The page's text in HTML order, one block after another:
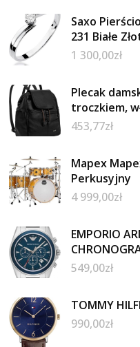
Saxo
231 Białe
1 300,00zł
Plecak
troczkiem,
453,77zł
Mapex
Perkusyjny
4 999,00zł
EMPORIO
549,00zł
TOMMY
990,00zł